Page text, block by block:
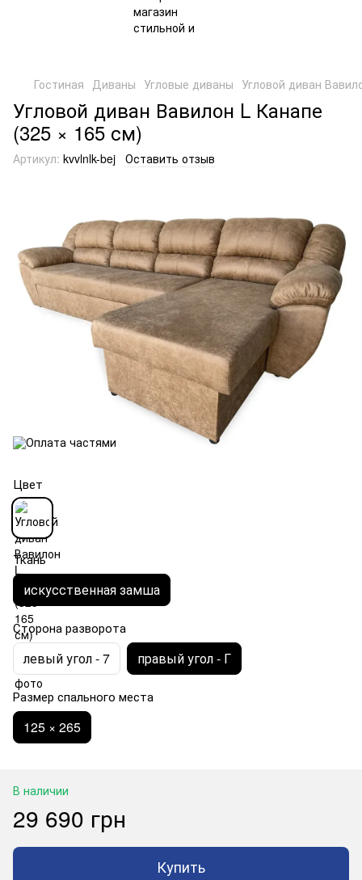
Гостиная Диваны Угловые диваны Угловой диван
Угловой диван Вавилон L Канапе
(325 × 165 см)
Артикул: kvvlnlk-bej Оставить отзыв
Цвет
Ткань
искусственная замша
Сторона разворота
левый угол - 7 правый угол - Г
Размер спального места
125 × 265
В наличии
29 690 грн
Купить